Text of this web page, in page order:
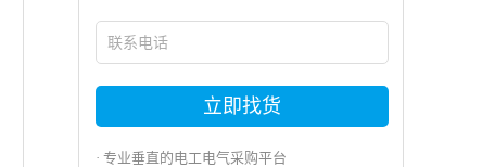
立即找货
· 专业垂直的电工电气采购平台